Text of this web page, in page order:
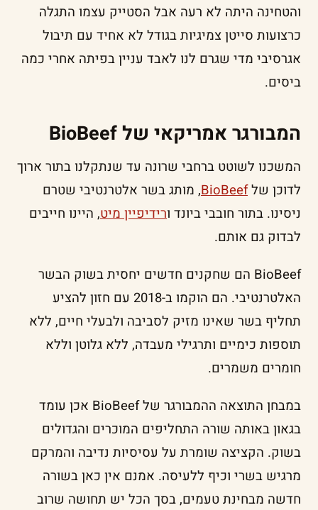
והטחינה היתה לא רעה אבל הסטייק עצמו התגלה
כרצועות סייטן צמיגיות בגודל לא אחיד עם תיבול
אגרסיבי מדי שגרם לנו לאבד עניין בפיתה אחרי כמה
ביסים.
המבורגר אמריקאי של BioBeef
המשכנו לשוטט ברחבי שרונה עד שנתקלנו בתור ארוך
לדוכן שלBioBeef, מותג בשר אלטרנטיבי שטרם
ניסינו. בתור חובבי ביונד ורידיפיין מיט, היינו חייבים
לבדוק גם אותם.
BioBeef הם שחקנים חדשים יחסית בשוק הבשר
האלטרנטיבי. הם הוקמו ב-2018 עם חזון להציע
תחליף בשר שאינו מזיק לסביבה ולבעלי חיים, ללא
תוספות כימיים ותרגילי מעבדה, ללא גלוטן וללא
חומרים משמרים.
במבחן התוצאה ההמבורגר של BioBeef אכן עומד
בגאון באותה שורה התחליפים המוכרים והגדולים
בשוק. הקציצה שומרת על עסיסיות נדיבה והמרקם
מרגיש בשרי וכיף ללעיסה. אמנם אין כאן בשורה
חדשה מבחינת טעמים, בסך הכל יש תחושה שרוב